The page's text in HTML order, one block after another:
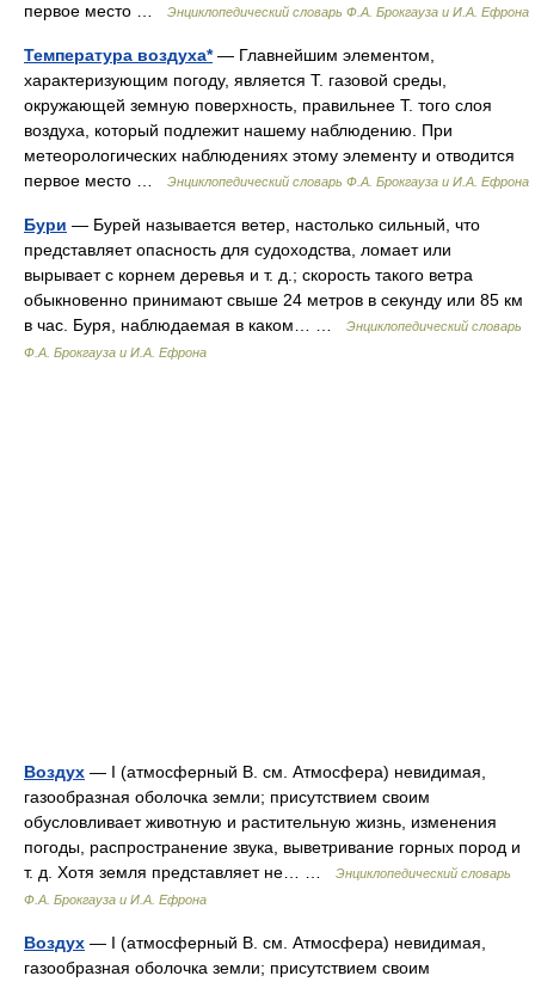
первое место …
Энциклопедический словарь Ф.А. Брокгауза и И.А. Ефрона
Температура воздуха*— Главнейшим элементом,
характеризующим погоду, является Т. газовой среды,
окружающей земную поверхность, правильнее Т. того слоя
воздуха, который подлежит нашему наблюдению. При
метеорологических наблюдениях этому элементу и отводится
первое место …
Энциклопедический словарь Ф.А. Брокгауза и И.А. Ефрона
Бури — Бурей называется ветер, настолько сильный, что
представляет опасность для судоходства, ломает или
вырывает с корнем деревья и т. д.; скорость такого ветра
обыкновенно принимают свыше 24 метров в секунду или 85 км
в час. Буря, наблюдаемая в каком… …
Энциклопедический словарь
Ф.А. Брокгауза и И.А. Ефрона
Воздух — I (атмосферный В. см. Атмосфера) невидимая,
газообразная оболочка земли; присутствием своим
обусловливает животную и растительную жизнь, изменения
погоды, распространение звука, выветривание горных пород и
т. д. Хотя земля представляет не… …
Энциклопедический словарь
Ф.А. Брокгауза и И.А. Ефрона
Воздух — I (атмосферный В. см. Атмосфера) невидимая,
газообразная оболочка земли; присутствием своим